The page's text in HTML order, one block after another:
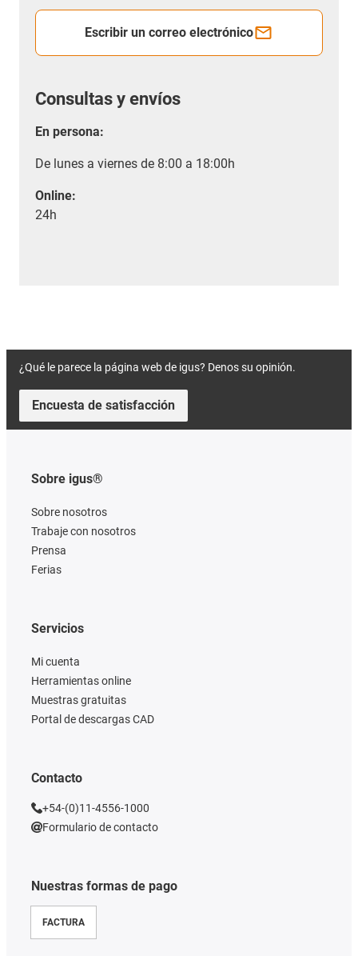
Escribir un correo electrónico
Consultas y envíos
En persona:
De lunes a viernes de 8:00 a 18:00h
Online:
24h
¿Qué le parece la página web de igus? Denos su opinión.
Encuesta de satisfacción
Sobre igus®
Sobre nosotros
Trabaje con nosotros
Prensa
Ferias
Nuestras formas de pago
FACTURA
Servicios
Mi cuenta
Herramientas online
Muestras gratuitas
Portal de descargas CAD
Contacto
+54-(0)11-4556-1000
Formulario de contacto